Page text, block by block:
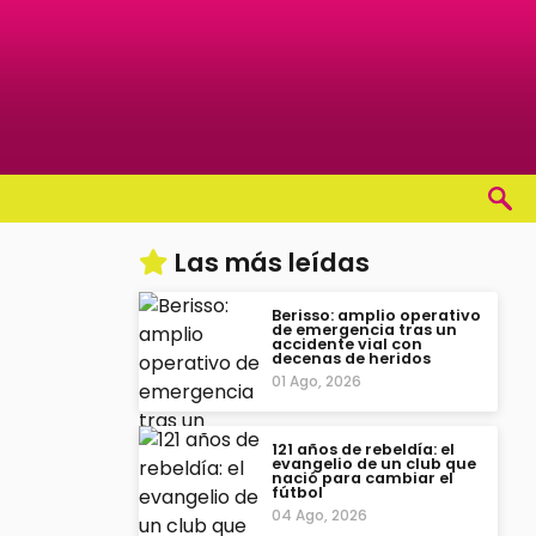
Las más leídas
Berisso: amplio operativo
de emergencia tras un
accidente vial con
decenas de heridos
01 Ago, 2026
121 años de rebeldía: el
evangelio de un club que
nació para cambiar el
fútbol
04 Ago, 2026